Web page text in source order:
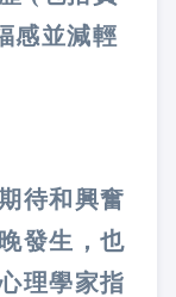
感並減輕
待和興奮
發生，也
理學家指